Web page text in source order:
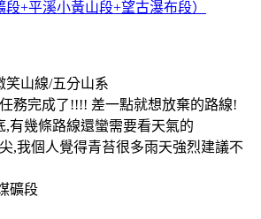
+平溪小黃山段+望古瀑布段）
笑山線/五分山系
務完成了!!!! 差一點就想放棄的路線!
,有幾條路線還蠻需要看天氣的
,我個人覺得青苔很多雨天強烈建議不
礦段